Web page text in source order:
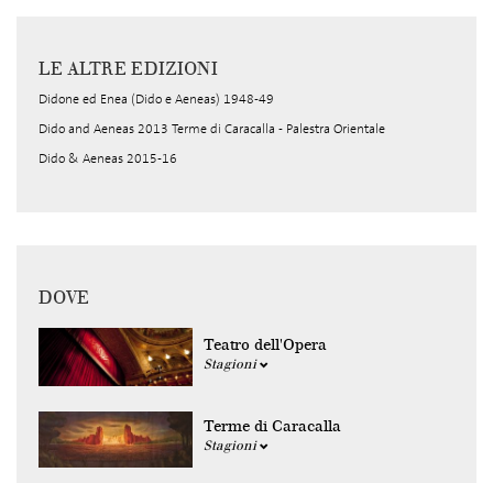
LE ALTRE EDIZIONI
Didone ed Enea (Dido e Aeneas) 1948-49
Dido and Aeneas 2013 Terme di Caracalla - Palestra Orientale
Dido & Aeneas 2015-16
DOVE
Teatro dell'Opera
Stagioni
Terme di Caracalla
Stagioni